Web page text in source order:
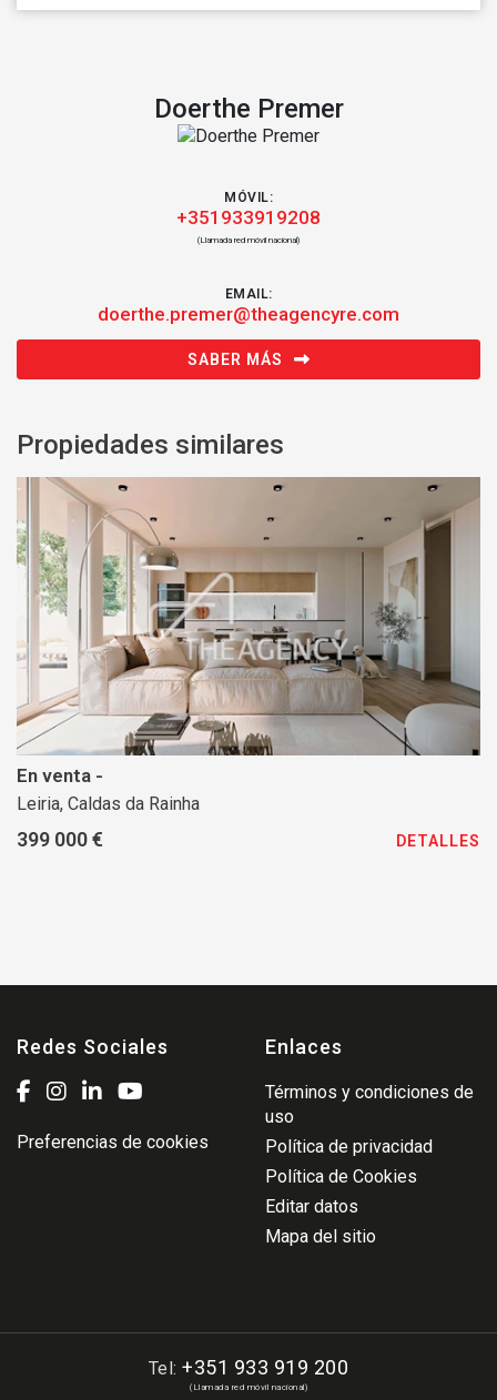
Doerthe Premer
MÓVIL:
+351933919208
(Llamada red móvil nacional)
EMAIL:
doerthe.premer@theagencyre.com
SABER MÁS
Propiedades similares
En venta -
Leiria, Caldas da Rainha
399 000 € DETALLES
Redes Sociales
Preferencias de cookies
Enlaces
Términos y condiciones de
uso
Política de privacidad
Política de Cookies
Editar datos
Mapa del sitio
Tel:+351 933 919 200
(Llamada red móvil nacional)